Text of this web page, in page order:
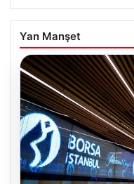
Yan Manşet